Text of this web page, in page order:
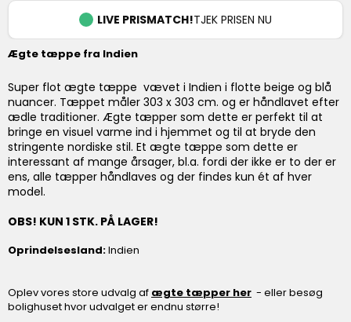
LIVE PRISMATCH!TJEK PRISEN NU
Ægte tæppe fra Indien
Super flot ægte tæppe vævet i Indien i flotte beige og blå
nuancer. Tæppet måler 303 x 303 cm. og er håndlavet efter
ædle traditioner. Ægte tæpper som dette er perfekt til at
bringe en visuel varme ind i hjemmet og til at bryde den
stringente nordiske stil. Et ægte tæppe som dette er
interessant af mange årsager, bl.a. fordi der ikke er to der er
ens, alle tæpper håndlaves og der findes kun ét af hver
model.
OBS! KUN 1 STK. PÅ LAGER!
Oprindelsesland:Indien
Oplev vores store udvalg af ægte tæpper her - eller besøg
bolighuset hvor udvalget er endnu større!